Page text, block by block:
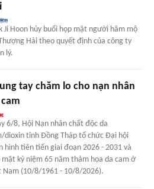
Ji Hoon hủy buổi họp mặt người hâm mộ
Hải theo quyết định của công ty
lý.
tay chăm lo cho nạn nhân
6/8, Hội Nạn nhân chất độc da
dioxin tỉnh Đồng Tháp tổ chức Đại hội
hình tiên tiến giai đoạn 2026 - 2031 và
mặt kỷ niệm 65 năm thảm họa da cam ở
Nam (10/8/1961 - 10/8/2026).